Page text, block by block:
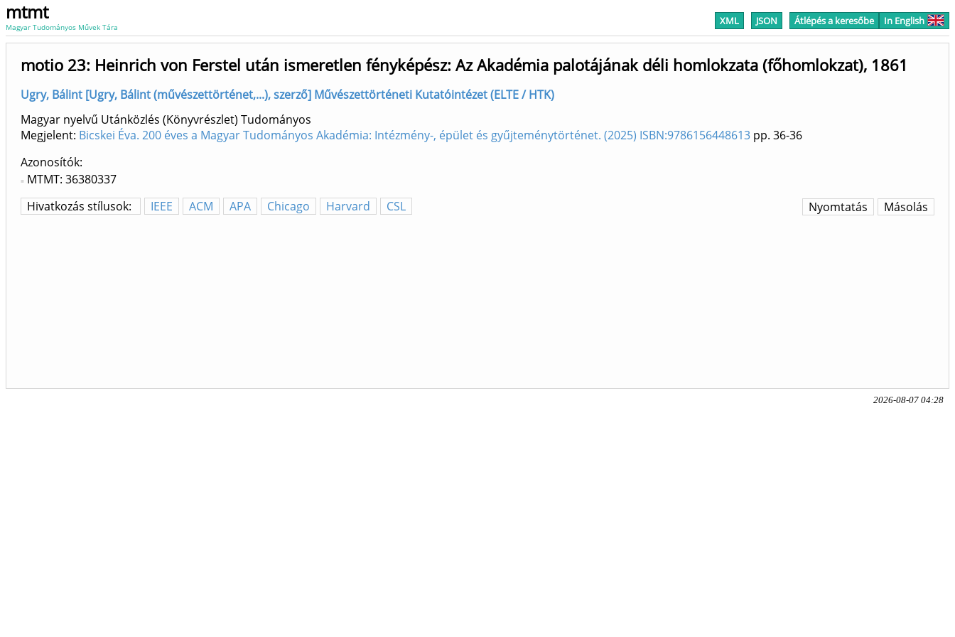
mtmt
Magyar Tudományos Művek Tára XML JSON Átlépés a keresőbe In English
motio 23: Heinrich von Ferstel után ismeretlen fényképész: Az Akadémia palotájának déli homlokzata (főhomlokzat), 1861
Ugry, Bálint [Ugry, Bálint (művészettörténet,...), szerző] Művészettörténeti Kutatóintézet (ELTE / HTK)
Magyar nyelvű Utánközlés (Könyvrészlet) Tudományos
Megjelent: Bicskei Éva. 200 éves a Magyar Tudományos Akadémia: Intézmény-, épület és gyűjteménytörténet. (2025) ISBN:9786156448613 pp. 36-36
Azonosítók
MTMT: 36380337
Hivatkozás stílusok:
IEEE ACM APA Chicago Harvard CSL Másolás
Nyomtatás
2026-08-07 04:28